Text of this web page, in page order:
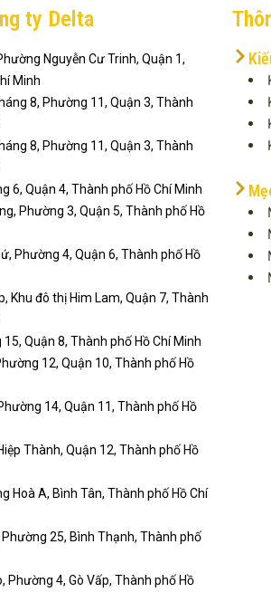
ty Delta
Nguyễn Cư Trinh, Quận 1,
Minh
8, Phường 11, Quận 3, Thành
8, Phường 11, Quận 3, Thành
6, Quận 4, Thành phố Hồ Chí Minh
Phường 3, Quận 5, Thành phố Hồ
Phường 4, Quận 6, Thành phố Hồ
Khu đô thị Him Lam, Quận 7, Thành
15, Quận 8, Thành phố Hồ Chí Minh
12, Quận 10, Thành phố Hồ
14, Quận 11, Thành phố Hồ
Thành, Quận 12, Thành phố Hồ
Hoà A, Bình Tân, Thành phố Hồ Chí
25, Bình Thạnh, Thành phố
Phường 4, Gò Vấp, Thành phố Hồ